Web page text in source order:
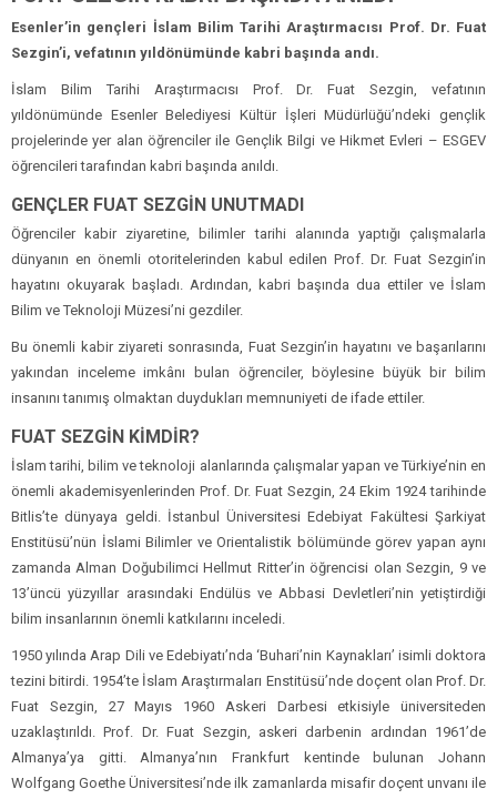
Esenler’in gençleri İslam Bilim Tarihi Araştırmacısı Prof. Dr. Fuat
Sezgin’i, vefatının yıldönümünde kabri başında andı.
İslam Bilim Tarihi Araştırmacısı Prof. Dr. Fuat Sezgin, vefatının
yıldönümünde Esenler Belediyesi Kültür İşleri Müdürlüğü’ndeki gençlik
projelerinde yer alan öğrenciler ile Gençlik Bilgi ve Hikmet Evleri – ESGEV
öğrencileri tarafından kabri başında anıldı.
GENÇLER FUAT SEZGİN UNUTMADI
Öğrenciler kabir ziyaretine, bilimler tarihi alanında yaptığı çalışmalarla
dünyanın en önemli otoritelerinden kabul edilen Prof. Dr. Fuat Sezgin’in
hayatını okuyarak başladı. Ardından, kabri başında dua ettiler ve İslam
Bilim ve Teknoloji Müzesi’ni gezdiler.
Bu önemli kabir ziyareti sonrasında, Fuat Sezgin’in hayatını ve başarılarını
yakından inceleme imkânı bulan öğrenciler, böylesine büyük bir bilim
insanını tanımış olmaktan duydukları memnuniyeti de ifade ettiler.
FUAT SEZGİN KİMDİR?
İslam tarihi, bilim ve teknoloji alanlarında çalışmalar yapan ve Türkiye’nin en
önemli akademisyenlerinden Prof. Dr. Fuat Sezgin, 24 Ekim 1924 tarihinde
Bitlis’te dünyaya geldi. İstanbul Üniversitesi Edebiyat Fakültesi Şarkiyat
Enstitüsü’nün İslami Bilimler ve Orientalistik bölümünde görev yapan aynı
zamanda Alman Doğubilimci Hellmut Ritter’in öğrencisi olan Sezgin, 9 ve
13’üncü yüzyıllar arasındaki Endülüs ve Abbasi Devletleri’nin yetiştirdiği
bilim insanlarının önemli katkılarını inceledi.
1950 yılında Arap Dili ve Edebiyatı’nda ‘Buhari’nin Kaynakları’ isimli doktora
tezini bitirdi. 1954’te İslam Araştırmaları Enstitüsü’nde doçent olan Prof. Dr.
Fuat Sezgin, 27 Mayıs 1960 Askeri Darbesi etkisiyle üniversiteden
uzaklaştırıldı. Prof. Dr. Fuat Sezgin, askeri darbenin ardından 1961’de
Almanya’ya gitti. Almanya’nın Frankfurt kentinde bulunan Johann
Wolfgang Goethe Üniversitesi’nde ilk zamanlarda misafir doçent unvanı ile